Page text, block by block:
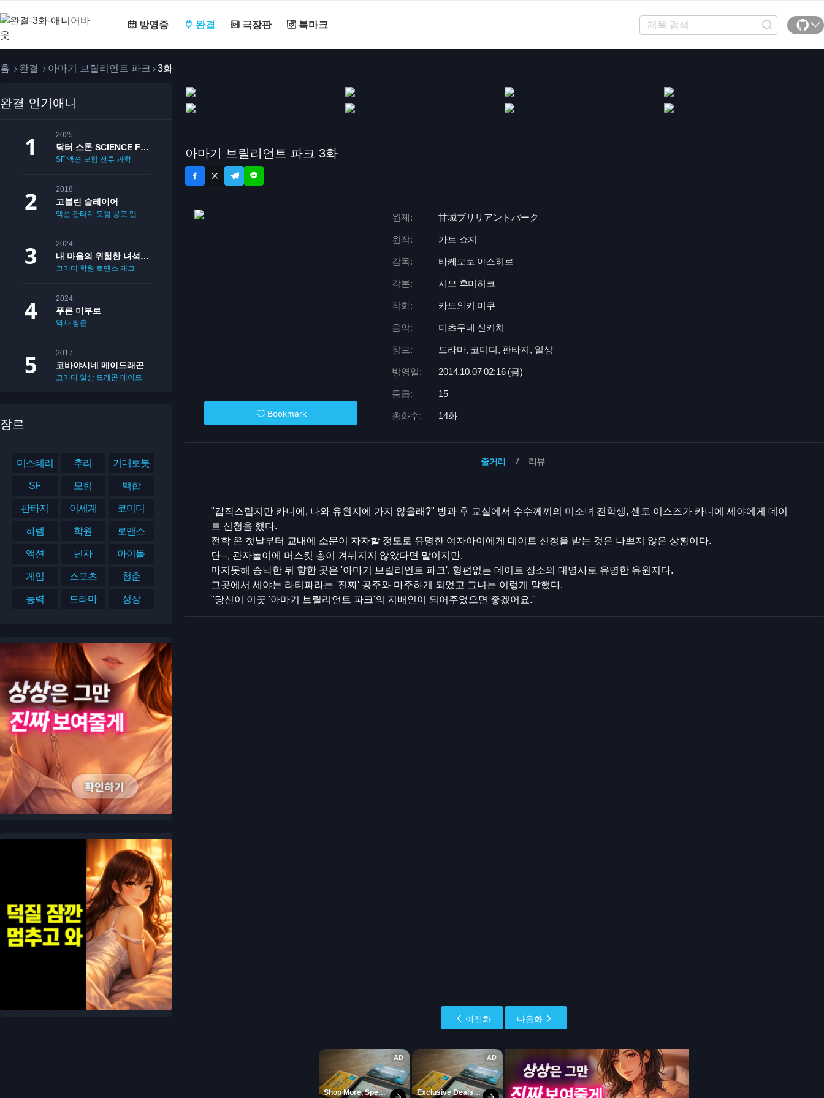
방영중 완결 극장판 북마크
홈 완결 아마기 브릴리언트 파크 3화
완결 인기애니
2025
닥터 스톤 SCIENCE FUTURE
SF 액션 모험 전투 과학
2018
고블린 슬레이어
액션 판타지 모험 공포 멘붕
2024
내 마음의 위험한 녀석 2기
코미디 학원 로맨스 개그
2024
푸른 미부로
역사 청춘
2017
코바야시네 메이드래곤
코미디 일상 드래곤 메이드
장르
미스테리 추리 거대로봇
SF 모험 백합
판타지 이세계 코미디
하렘 학원 로맨스
액션 닌자 아이돌
게임 스포츠 청춘
능력 드라마 성장
아마기 브릴리언트 파크 3화
Bookmark
원제: 甘城ブリリアントパーク
원작: 가토 쇼지
감독: 타케모토 야스히로
각본: 시모 후미히코
작화: 카도와키 미쿠
음악: 미츠무네 신키치
장르: 드라마, 코미디, 판타지, 일상
방영일: 2014.10.07 02:16 (금)
등급: 15
총화수: 14화
줄거리 리뷰
"갑작스럽지만 카니에, 나와 유원지에 가지 않을래?" 방과 후 교실에서 수수께끼의 미소녀 전학생, 센토 이스즈가 카니에 세야에게 데이
트 신청을 했다.
전학 온 첫날부터 교내에 소문이 자자할 정도로 유명한 여자아이에게 데이트 신청을 받는 것은 나쁘지 않은 상황이다.
단─, 관자놀이에 머스킷 총이 겨눠지지 않았다면 말이지만.
마지못해 승낙한 뒤 향한 곳은 '아마기 브릴리언트 파크'. 형편없는 데이트 장소의 대명사로 유명한 유원지다.
그곳에서 세야는 라티파라는 '진짜' 공주와 마주하게 되었고 그녀는 이렇게 말했다.
"당신이 이곳 '아마기 브릴리언트 파크'의 지배인이 되어주었으면 좋겠어요."
이전화 다음화